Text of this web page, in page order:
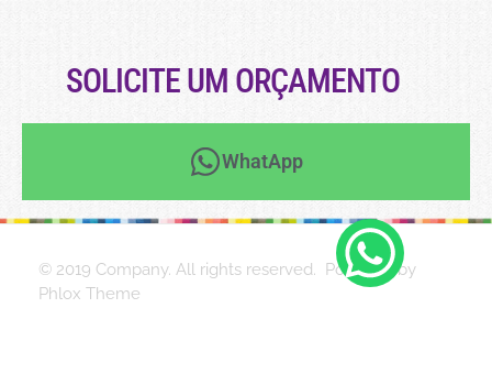
SOLICITE UM ORÇAMENTO
WhatApp
© 2019 Company. All rights reserved. Powered by
Phlox Theme